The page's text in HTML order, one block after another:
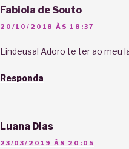
Fabiola de Souto
20/10/2018 ÀS 18:37
Lindeusa! Adoro te ter ao meu
Responda
Luana Dias
23/03/2019 ÀS 20:05